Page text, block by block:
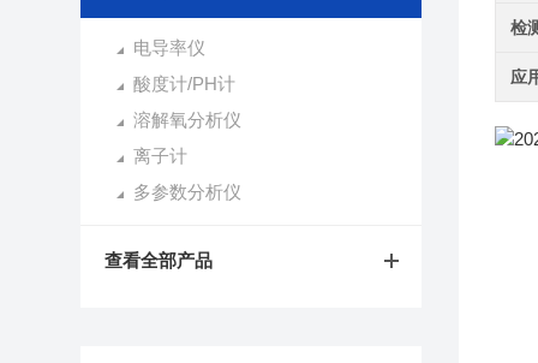
电导率仪
酸度计/PH计
溶解氧分析仪
离子计
多参数分析仪
查看全部产品
检
应